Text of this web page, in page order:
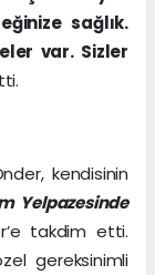
sağlık.
var. Sizler
kendisinin
Yelpazesinde
takdim etti.
gereksinimli